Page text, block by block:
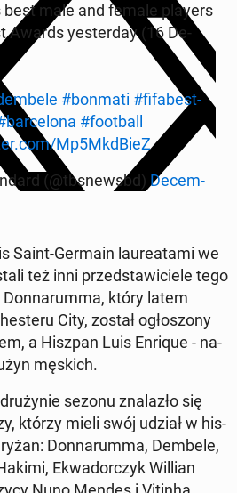
male and female players
Awards yes­ter­day (16 De­
#bonmati #fi­fabest­
#foot­ball
Mp5MkdBieZ
(@tb­snews­bd) De­cem­
Saint-Germain lau­re­ata­mi we
też inni przed­staw­iciele tego
Don­narum­ma, który latem
City, został ogłos­zony
a Hiszpan Luis Enrique - na­
męskich.
sezonu znalazło się
którzy mieli swój udział w his­
Don­narum­ma, Dembele,
Ek­wador­czyk Willian